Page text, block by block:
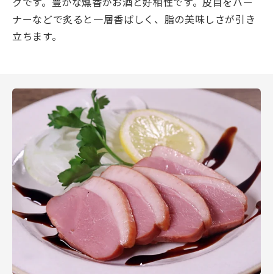
ナーなどで炙ると一層香ばしく、脂の美味しさが引き
立ちます。